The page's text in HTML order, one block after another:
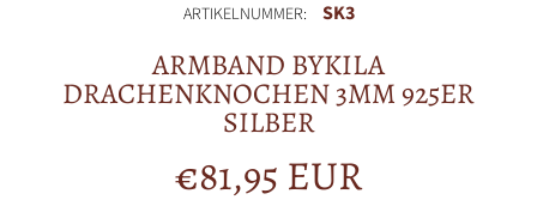
ARTIKELNUMMER: SK3
ARMBAND BYKILA
DRACHENKNOCHEN 3MM 925ER
SILBER
Normalpreis
€81,95 EUR